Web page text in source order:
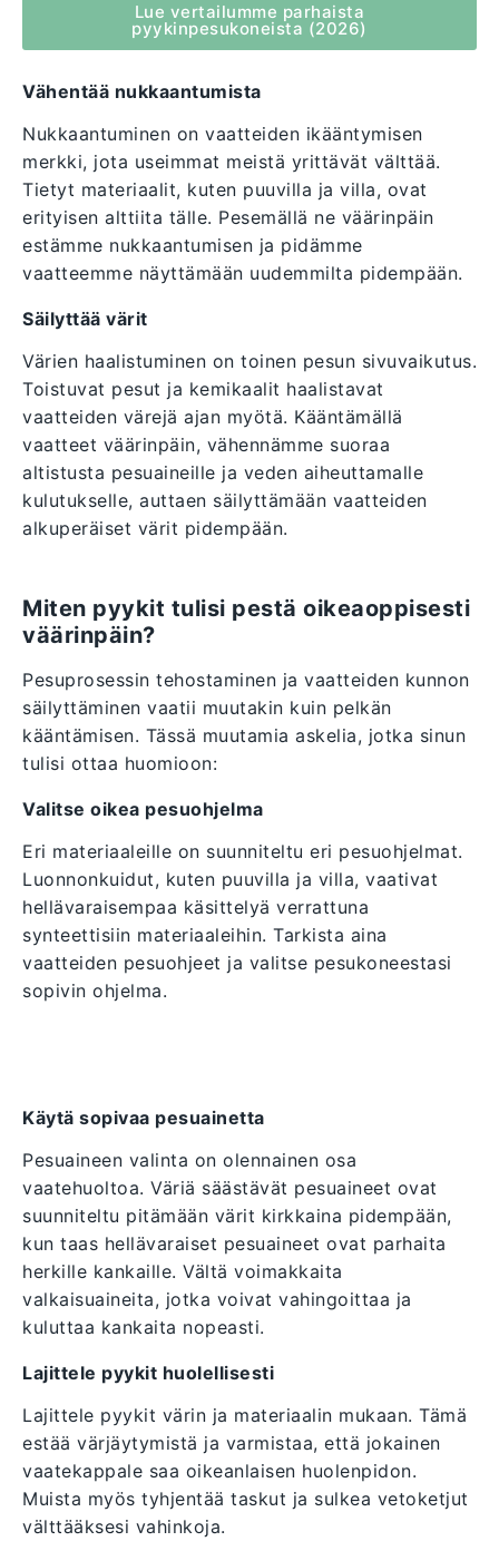
Lue vertailumme parhaista
pyykinpesukoneista (2026)
Vähentää nukkaantumista
Nukkaantuminen on vaatteiden ikääntymisen
merkki, jota useimmat meistä yrittävät välttää.
Tietyt materiaalit, kuten puuvilla ja villa, ovat
erityisen alttiita tälle. Pesemällä ne väärinpäin
estämme nukkaantumisen ja pidämme
vaatteemme näyttämään uudemmilta pidempään.
Säilyttää värit
Värien haalistuminen on toinen pesun sivuvaikutus.
Toistuvat pesut ja kemikaalit haalistavat
vaatteiden värejä ajan myötä. Kääntämällä
vaatteet väärinpäin, vähennämme suoraa
altistusta pesuaineille ja veden aiheuttamalle
kulutukselle, auttaen säilyttämään vaatteiden
alkuperäiset värit pidempään.
Miten pyykit tulisi pestä oikeaoppisesti
väärinpäin?
Pesuprosessin tehostaminen ja vaatteiden kunnon
säilyttäminen vaatii muutakin kuin pelkän
kääntämisen. Tässä muutamia askelia, jotka sinun
tulisi ottaa huomioon:
Valitse oikea pesuohjelma
Eri materiaaleille on suunniteltu eri pesuohjelmat.
Luonnonkuidut, kuten puuvilla ja villa, vaativat
hellävaraisempaa käsittelyä verrattuna
synteettisiin materiaaleihin. Tarkista aina
vaatteiden pesuohjeet ja valitse pesukoneestasi
sopivin ohjelma.
Käytä sopivaa pesuainetta
Pesuaineen valinta on olennainen osa
vaatehuoltoa. Väriä säästävät pesuaineet ovat
suunniteltu pitämään värit kirkkaina pidempään,
kun taas hellävaraiset pesuaineet ovat parhaita
herkille kankaille. Vältä voimakkaita
valkaisuaineita, jotka voivat vahingoittaa ja
kuluttaa kankaita nopeasti.
Lajittele pyykit huolellisesti
Lajittele pyykit värin ja materiaalin mukaan. Tämä
estää värjäytymistä ja varmistaa, että jokainen
vaatekappale saa oikeanlaisen huolenpidon.
Muista myös tyhjentää taskut ja sulkea vetoketjut
välttääksesi vahinkoja.